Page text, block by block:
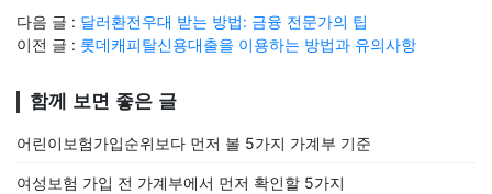
다음 글 : 달러환전우대 받는 방법: 금융 전문가의 팁
이전 글 : 롯데캐피탈신용대출을 이용하는 방법과 유의사항
함께 보면 좋은 글
어린이보험가입순위보다 먼저 볼 5가지 가계부 기준
여성보험 가입 전 가계부에서 먼저 확인할 5가지